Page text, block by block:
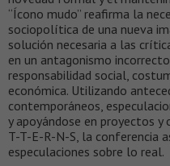
“Ícono mudo” reafirma la
sociopolítica de una nueva
solución necesaria a las
en un antagonismo
responsabilidad social,
económica. Utilizando
contemporáneos,
y apoyándose en proyectos
T-T-E-R-N-S, la conferencia
especulaciones sobre lo real.